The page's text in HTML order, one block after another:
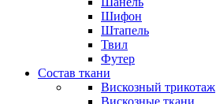
Шифон
Штапель
Твил
Футер
Состав ткани
Вискозный трикотаж
Вискозные ткани